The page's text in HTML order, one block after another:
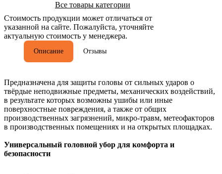
Все товары категории
Стоимость продукции может отличаться от
указанной на сайте. Пожалуйста, уточняйте
актуальную стоимость у менеджера.
Описание Отзывы
Предназначена для защиты головы от сильных ударов о
твёрдые неподвижные предметы, механических воздействий,
в результате которых возможны ушибы или иные
поверхностные повреждения, а также от общих
производственных загрязнений, микро-травм, метеофакторов
в производственных помещениях и на открытых площадках.
Универсальный головной убор для комфорта и
безопасности